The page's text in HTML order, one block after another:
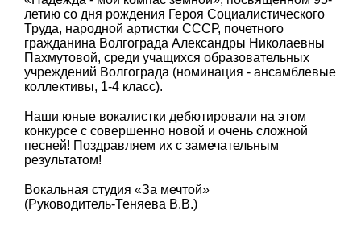
летию со дня рождения Героя Социалистического
Труда, народной артистки СССР, почетного
гражданина Волгограда Александры Николаевны
Пахмутовой, среди учащихся образовательных
учреждений Волгограда (номинация - ансамблевые
коллективы, 1-4 класс).
Наши юные вокалистки дебютировали на этом
конкурсе с совершенно новой и очень сложной
песней! Поздравляем их с замечательным
результатом!
Вокальная студия «За мечтой»
(Руководитель-Теняева В.В.)